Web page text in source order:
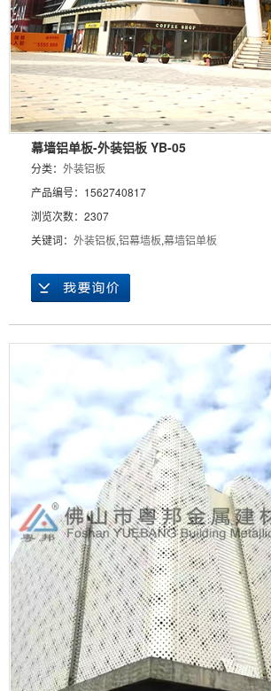
幕墙铝单板-外装铝板 YB-05
分类： 外装铝板
产品编号：1562740817
浏览次数：2307
关键词： 外装铝板,铝幕墙板,幕墙铝单板